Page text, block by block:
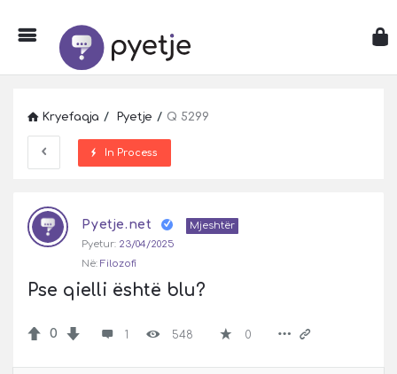
Kryefaqja / Pyetje / Q 5299
In Process
Pyetje
Latest
Pyetje.net
Mjeshtër
Pyetur: 23/04/2025
Në: Filozofi
Pse qielli është blu?
0 1 548 0